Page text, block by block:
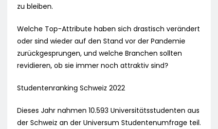
zu bleiben.
Welche Top-Attribute haben sich drastisch verändert
oder sind wieder auf den Stand vor der Pandemie
zurückgesprungen, und welche Branchen sollten
revidieren, ob sie immer noch attraktiv sind?
Studentenranking Schweiz 2022
Dieses Jahr nahmen 10.593 Universitätsstudenten aus
der Schweiz an der Universum Studentenumfrage teil.